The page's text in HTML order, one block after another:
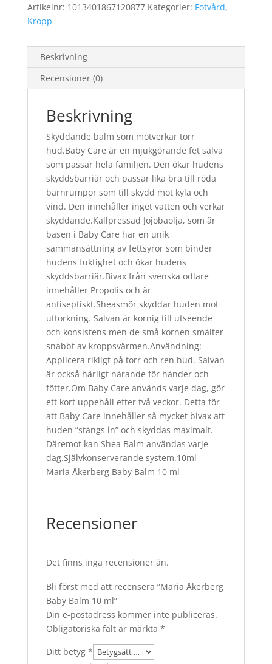
Artikelnr: 1013401867120877 Kategorier: Fotvård,
Kropp
Beskrivning
Recensioner (0)
Beskrivning
Skyddande balm som motverkar torr
hud.Baby Care är en mjukgörande fet salva
som passar hela familjen. Den ökar hudens
skyddsbarriär och passar lika bra till röda
barnrumpor som till skydd mot kyla och
vind. Den innehåller inget vatten och verkar
skyddande.Kallpressad Jojobaolja, som är
basen i Baby Care har en unik
sammansättning av fettsyror som binder
hudens fuktighet och ökar hudens
skyddsbarriär.Bivax från svenska odlare
innehåller Propolis och är
antiseptiskt.Sheasmör skyddar huden mot
uttorkning. Salvan är kornig till utseende
och konsistens men de små kornen smälter
snabbt av kroppsvärmen.Användning:
Applicera rikligt på torr och ren hud. Salvan
är också härligt närande för händer och
fötter.Om Baby Care används varje dag, gör
ett kort uppehåll efter två veckor. Detta för
att Baby Care innehåller så mycket bivax att
huden ”stängs in” och skyddas maximalt.
Däremot kan Shea Balm användas varje
dag.Självkonserverande system.10ml
Maria Åkerberg Baby Balm 10 ml
Recensioner
Det finns inga recensioner än.
Bli först med att recensera ”Maria Åkerberg
Baby Balm 10 ml”
Din e-postadress kommer inte publiceras.
Obligatoriska fält är märkta *
Ditt betyg *